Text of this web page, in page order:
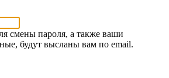
смены пароля, а также ваши
будут высланы вам по email.